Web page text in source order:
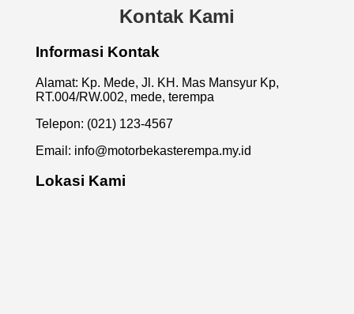
Kontak Kami
Informasi Kontak
Alamat: Kp. Mede, Jl. KH. Mas Mansyur Kp,
RT.004/RW.002, mede, terempa
Telepon: (021) 123-4567
Email: info@motorbekasterempa.my.id
Lokasi Kami